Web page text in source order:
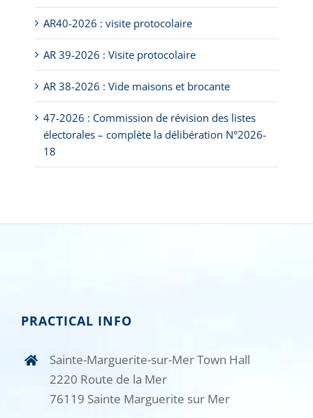
AR40-2026 : visite protocolaire
AR 39-2026 : Visite protocolaire
AR 38-2026 : Vide maisons et brocante
47-2026 : Commission de révision des listes
électorales – complète la délibération N°2026-
18
PRACTICAL INFO
Sainte-Marguerite-sur-Mer Town Hall
2220 Route de la Mer
76119 Sainte Marguerite sur Mer